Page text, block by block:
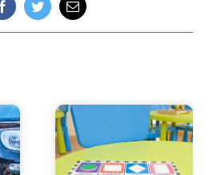
FacebookTwitterEmail